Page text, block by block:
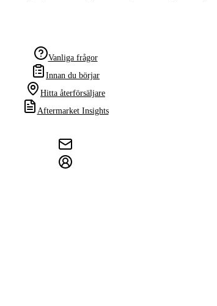
Vanliga frågor
Innan du börjar
Hitta återförsäljare
Aftermarket Insights